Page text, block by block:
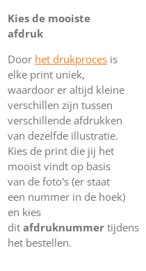
Kies de mooiste
afdruk
Door het drukproces is
elke print uniek,
waardoor er altijd kleine
verschillen zijn tussen
verschillende afdrukken
van dezelfde illustratie.
Kies de print die jij het
mooist vindt op basis
van de foto's (er staat
een nummer in de hoek)
en kies
dit afdruknummer tijdens
het bestellen.